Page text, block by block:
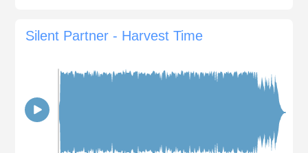
Silent Partner - Harvest Time